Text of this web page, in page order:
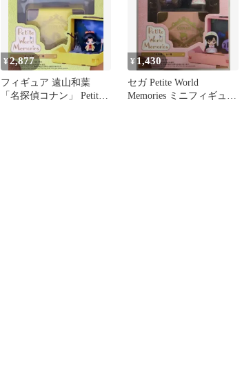
¥2,877
フィギュア 遠山和葉
「名探偵コナン」 Petite
¥ 1,430
セガ Petite World
Memories ミニフィギュア